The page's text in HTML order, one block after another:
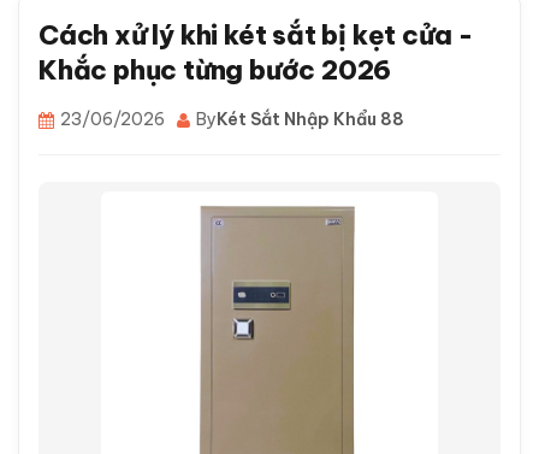
Cách xử lý khi két sắt bị kẹt cửa -
Khắc phục từng bước 2026
23/06/2026 ByKét Sắt Nhập Khẩu 88